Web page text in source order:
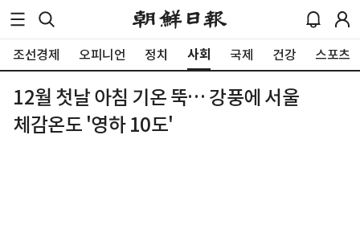
조선경제 오피니언 정치 사회 국제 건강 스포츠
12월 첫날 아침 기온 뚝… 강풍에 서울
체감온도 '영하 10도'